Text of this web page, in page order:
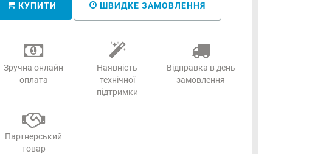
КУПИТИ ШВИДКЕ ЗАМОВЛЕННЯ
Зручна онлайн
оплата
Наявність
технічної
підтримки
Відправка в день
замовлення
Партнерський
товар